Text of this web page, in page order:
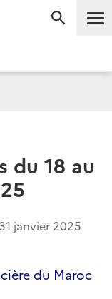
du 18 au
31 janvier 2025
du Maroc